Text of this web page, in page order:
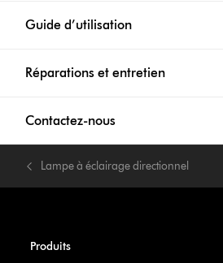
Guide d’utilisation
Réparations et entretien
Contactez-nous
Lampe à éclairage directionnel
Produits